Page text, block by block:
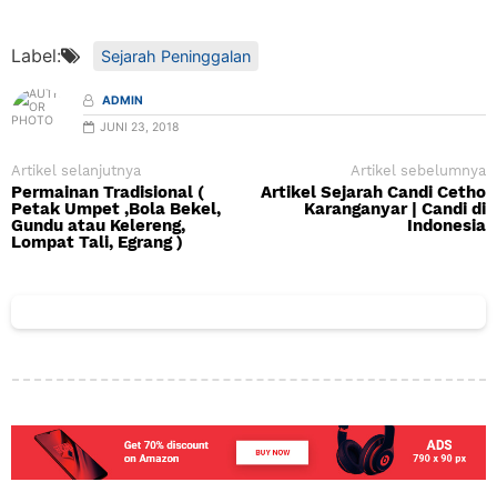
Label: Sejarah Peninggalan
ADMIN
JUNI 23, 2018
Artikel selanjutnya
Permainan Tradisional (
Petak Umpet ,Bola Bekel,
Gundu atau Kelereng,
Lompat Tali, Egrang )
Artikel sebelumnya
Artikel Sejarah Candi Cetho
Karanganyar | Candi di
Indonesia